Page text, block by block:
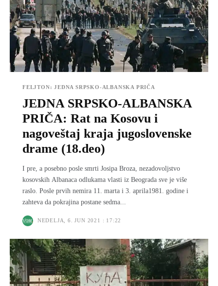
FELJTON: JEDNA SRPSKO-ALBANSKA PRIČA
JEDNA SRPSKO-ALBANSKA
PRIČA: Rat na Kosovu i
nagoveštaj kraja jugoslovenske
drame (18.deo)
I pre, a posebno posle smrti Josipa Broza, nezadovoljstvo
kosovskih Albanaca odlukama vlasti iz Beograda sve je više
raslo. Posle prvih nemira 11. marta i 3. aprila1981. godine i
zahteva da pokrajina postane sedma...
NEDELJA, 6. JUN 2021 : 17:22